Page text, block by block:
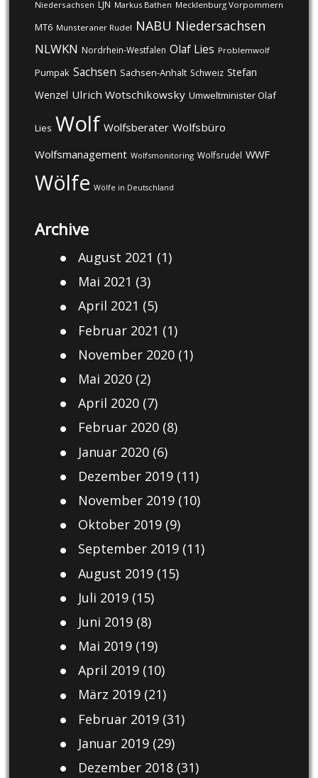
Niedersachsen LJN Markus Bathen Mecklenburg Vorpommern
MT6 Munsteraner Rudel NABU Niedersachsen
NLWKN Nordrhein-Westfalen Olaf Lies Problemwolf
Pumpak Sachsen Sachsen-Anhalt Schweiz Stefan
Wenzel Ulrich Wotschikowsky Umweltminister Olaf
Lies Wolf Wolfsberater Wolfsbüro
Wolfsmanagement Wolfsmonitoring Wolfsrudel WWF
Wölfe Wölfe in Deutschland
Archive
August 2021 (1)
Mai 2021 (3)
April 2021 (5)
Februar 2021 (1)
November 2020(1)
Mai 2020(2)
April 2020(7)
Februar 2020(8)
Januar 2020(6)
Dezember 2019(11)
November 2019(10)
Oktober 2019(9)
September 2019(11)
August 2019(15)
Juli 2019(15)
Juni 2019(8)
Mai 2019(19)
April 2019(10)
März 2019(21)
Februar 2019(31)
Januar 2019(29)
Dezember 2018(31)